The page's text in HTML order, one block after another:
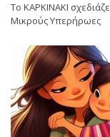
Το ΚΑΡΚΙΝΑΚΙ
Μικρούς Υπερήρωες